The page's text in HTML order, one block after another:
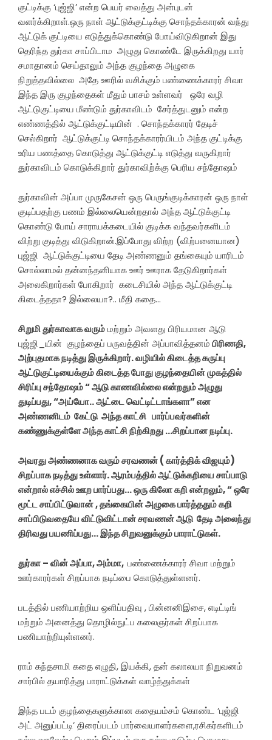
குட்டிக்கு ‘புஜ்ஜி’ என்ற பெயர் வைத்து அன்புடன்
வளர்க்கிறாள்.ஒரு நாள் ஆட்டுக்குட்டிக்கு சொந்தக்காரன் வந்து
ஆட்டுக் குட்டியை எடுத்துக்கொண்டு போய்விடுகிறான் இது
தெரிந்த துர்கா சாப்பிடாம அழுது கொண்டே இருக்கிறது யார்
சமாதானம் செய்தாலும் அந்த குழந்தை அழுகை
நிறுத்தவில்லை அதே ஊரில் வசிக்கும் பண்ணைக்காரர் சிவா
இந்த இரு குழந்தைகள் மீதும் பாசம் உள்ளவர் ஒரே வழி
ஆட்டுகுட்டியை மீண்டும் துர்காவிடம் சேர்த்துடனும் என்ற
எண்ணத்தில் ஆட்டுக்குட்டியின் . சொந்தக்காரர் தேடிச்
செல்கிறார் ஆட்டுக்குட்டி சொந்தக்காரர்யிடம் அந்த குட்டிக்கு
உரிய பணத்தை கொடுத்து ஆட்டுக்குட்டி எடுத்து வருகிறார்
துர்காவிடம் கொடுக்கிறார் துர்காவிற்க்கு பெரிய சந்தோஷம்
துர்காவின் அப்பா முருகேசன் ஒரு பெருங்குடிக்காரன் ஒரு நாள்
குடிப்பதற்கு பணம் இல்லையென்றதால் அந்த ஆட்டுக்குட்டி
கொண்டு போய் சாராயக்கடையில் குடிக்க வந்தவர்களிடம்
விற்று குடித்து விடுகிறான்.இப்போது விற்ற (விற்பனையான)
புஜ்ஜி ஆட்டுக்குட்டியை தேடி அண்ணனும் தங்கையும் யாரிடம்
சொல்லாமல் தன்னந்தனியாக ஊர் ஊராக தேடுகிறார்கள்
அலைகிறார்கள் போகிறார் கடைசியில் அந்த ஆட்டுக்குட்டி
கிடைத்ததா? இல்லையா?.. மீதி கதை…
சிறுமி துர்காவாக வரும்மற்றும் அவளது பிரியமான ஆடு
புஜ்ஜி_யின் குழந்தைப் பருவத்தின் அப்பாவித்தனம்பிரிணதி,
அற்புதமாக நடித்து இருக்கிறார். வழியில் கிடைத்த கருப்பு
ஆட்டுகுட்டியைக்கும் கிடைத்த போது குழந்தையின் முகத்தில்
சிரிப்புசந்தோஷம்“ ஆடு காணவில்லை என்றதும் அழுது
துடிப்பது, “அய்யோ.. ஆட்டை வெட்டிட்டாங்களா” என
அண்ணனிடம் கேட்டு அந்த காட்சி பார்ப்பவர்களின்
கண்ணுக்குள்ளே அந்த காட்சி நிற்கிறது …சிறப்பான நடிப்பு.
அவரது அண்ணனாக வரும் சரவணன் ( கார்த்திக் விஜயும்)
சிறப்பாக நடித்து உள்ளார். ஆரம்பத்தில் ஆட்டுக்கறியை சாப்பாடு
என்றால் எச்சில் ஊற பார்ப்பது… ஒரு கிலோ கறி என்றலும், “ ஒரே
மூட்ட சாப்பிட்டுவான் , தங்கையின் அழுகை பார்த்ததும் கறி
சாப்பிடுவதையே விட்டுவிட்டான் சரவணன் ஆடு தேடி அலைந்து
திரிவது பயணிப்பது… இந்த சிறுவனுக்கும் பாராட்டுகள்.
துர்கா – வின் அப்பா, அம்மா, பண்ணைக்காரர் சிவா மற்றும்
ஊர்காரர்கள் சிறப்பாக நடிப்பை கொடுத்துள்ளனர்.
படத்தில் பணியாற்றிய ஒளிப்பதிவு , பின்னனிஇசை, எடிட்டிங்
மற்றும் அனைத்து தொழில்நுட்ப கலைஞர்கள் சிறப்பாக
பணியாற்றியுள்ளனர்.
ராம் கந்தசாமி கதை எழுதி, இயக்கி, தன் கலாலயா நிறுவனம்
சார்பில் தயாரித்து பாராட்டுக்கள் வாழ்த்துக்கள்
இந்த படம் குழந்தைகளுக்கான கதையம்சம் கொண்ட ‘புஜ்ஜி
அட் அனுப்பட்டி’ திரைப்படம் பார்வையாளர்களை,ரசிகர்களிடம்